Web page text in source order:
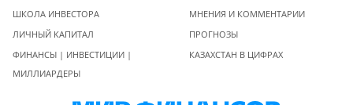
ШКОЛА ИНВЕСТОРА
ЛИЧНЫЙ КАПИТАЛ
ФИНАНСЫ | ИНВЕСТИЦИИ |
МИЛЛИАРДЕРЫ
МНЕНИЯ И КОММЕНТАРИИ
ПРОГНОЗЫ
КАЗАХСТАН В ЦИФРАХ